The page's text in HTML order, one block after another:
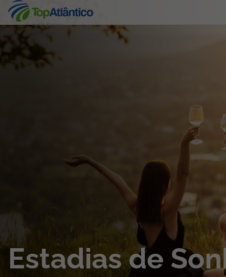
Hotéis Baratos
Destinos
Pacotes de Férias
Cruzeiros
Promoções
Estadias de